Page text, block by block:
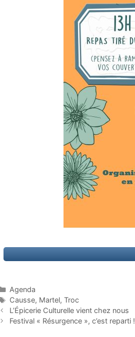
Catégories
Agenda
Étiquettes
Causse, Martel, Troc
L’Épicerie Culturelle vient chez nous
Festival « Résurgence », c’est reparti !